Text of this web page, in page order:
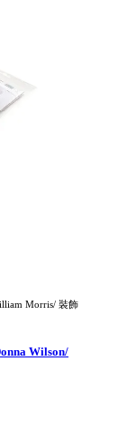
Morris/ 裝飾
Wilson/